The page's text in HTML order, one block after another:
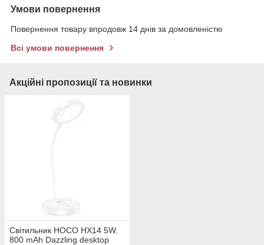
Умови повернення
Повернення товару впродовж 14 днів за домовленістю
Всі умови повернення
Акційні пропозиції та новинки
Світильник HOCO HX14 5W.
800 mAh Dazzling desktop